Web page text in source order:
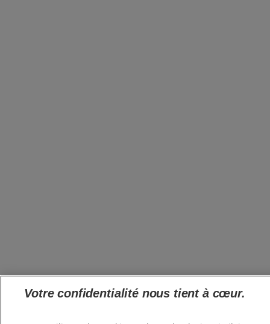
Votre confidentialité nous tient à cœur.